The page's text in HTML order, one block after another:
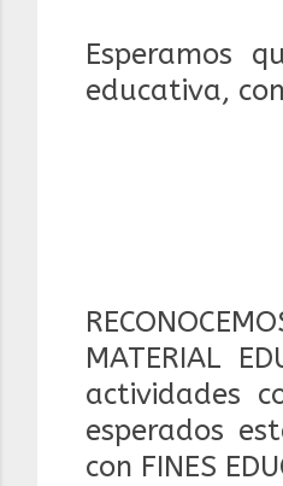
Esperamos
educativa,
MATERIAL
actividades
esperados
con FINES